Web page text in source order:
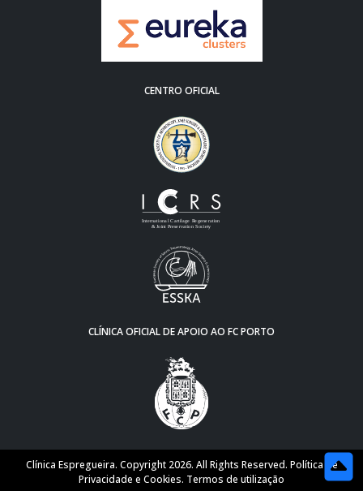
CENTRO OFICIAL
CLÍNICA OFICIAL DE APOIO AO FC PORTO
Clínica Espregueira. Copyright 2026. All Rights Reserved. Política de
Privacidade e Cookies. Termos de utilização